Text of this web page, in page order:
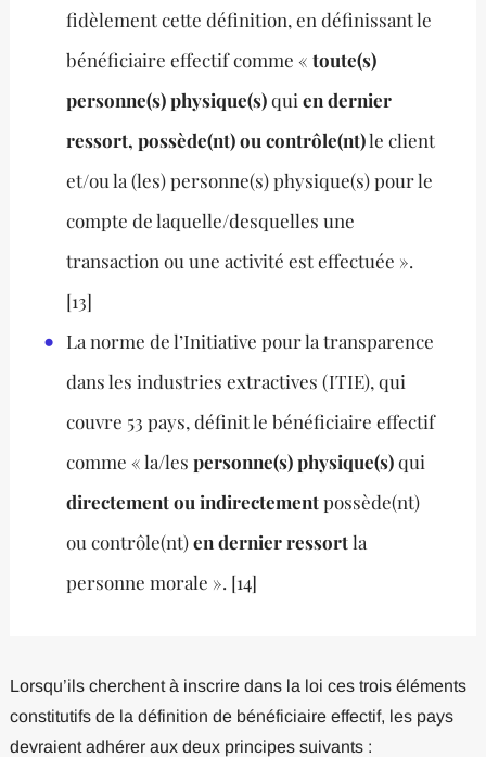
fidèlement cette définition, en définissant le
bénéficiaire effectif comme « toute(s)
personne(s) physique(s)qui en dernier
ressort, possède(nt) ou contrôle(nt)le client
et/ou la (les) personne(s) physique(s) pour le
compte de laquelle/desquelles une
transaction ou une activité est effectuée ».
[13]
La norme de l’Initiative pour la transparence
dans les industries extractives (ITIE), qui
couvre 53 pays, définit le bénéficiaire effectif
comme « la/les personne(s) physique(s)qui
directement ou indirectementpossède(nt)
ou contrôle(nt)en dernier ressortla
personne morale ». [14]
Lorsqu’ils cherchent à inscrire dans la loi ces trois éléments
constitutifs de la définition de bénéficiaire effectif, les pays
devraient adhérer aux deux principes suivants :